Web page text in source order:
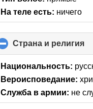
На теле есть: ничего
Страна и религия
to
Национальность:
Вероисповедание:
Служба в армии: не